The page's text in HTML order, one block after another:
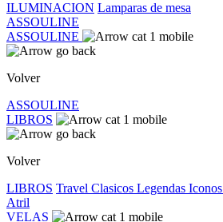
ILUMINACION Lamparas de mesa
ASSOULINE
ASSOULINE
Volver
ASSOULINE
LIBROS
Volver
LIBROS Travel Clasicos Legendas Iconos
Atril
VELAS